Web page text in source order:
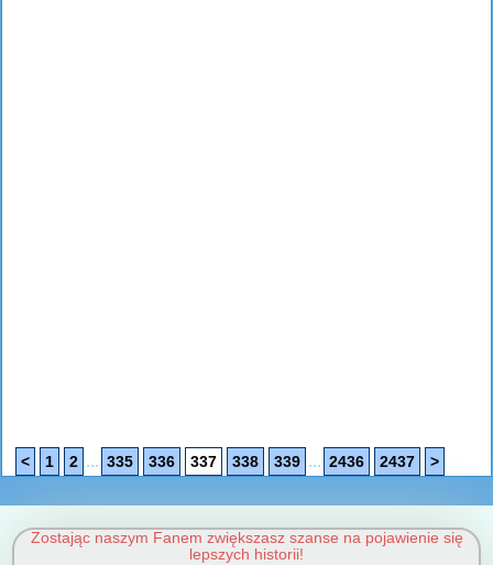
< 1 2 ... 335 336 337 338 339 ... 2436 2437 >
Zostając naszym Fanem zwiększasz szanse na pojawienie się
lepszych historii!